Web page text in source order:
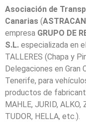
Asociación de
Canarias (
empresa GRUPO DE
S.L. especializada en
TALLERES (Chapa y
Delegaciones en Gran
Tenerife, para
productos de
MAHLE, JURID, ALKO,
TUDOR, HELLA, etc.).